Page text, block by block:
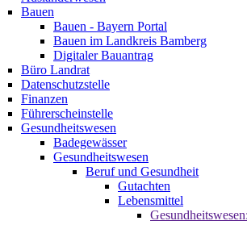
Bauen
Bauen - Bayern Portal
Bauen im Landkreis Bamberg
Digitaler Bauantrag
Büro Landrat
Datenschutzstelle
Finanzen
Führerscheinstelle
Gesundheitswesen
Badegewässer
Gesundheitswesen
Beruf und Gesundheit
Gutachten
Lebensmittel